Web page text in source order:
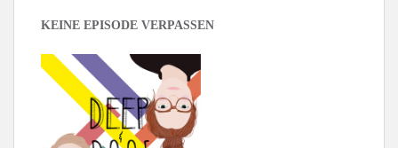
KEINE EPISODE VERPASSEN